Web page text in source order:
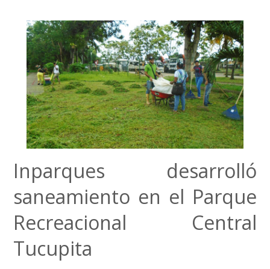
Inparques desarrolló
saneamiento en el Parque
Recreacional Central
Tucupita